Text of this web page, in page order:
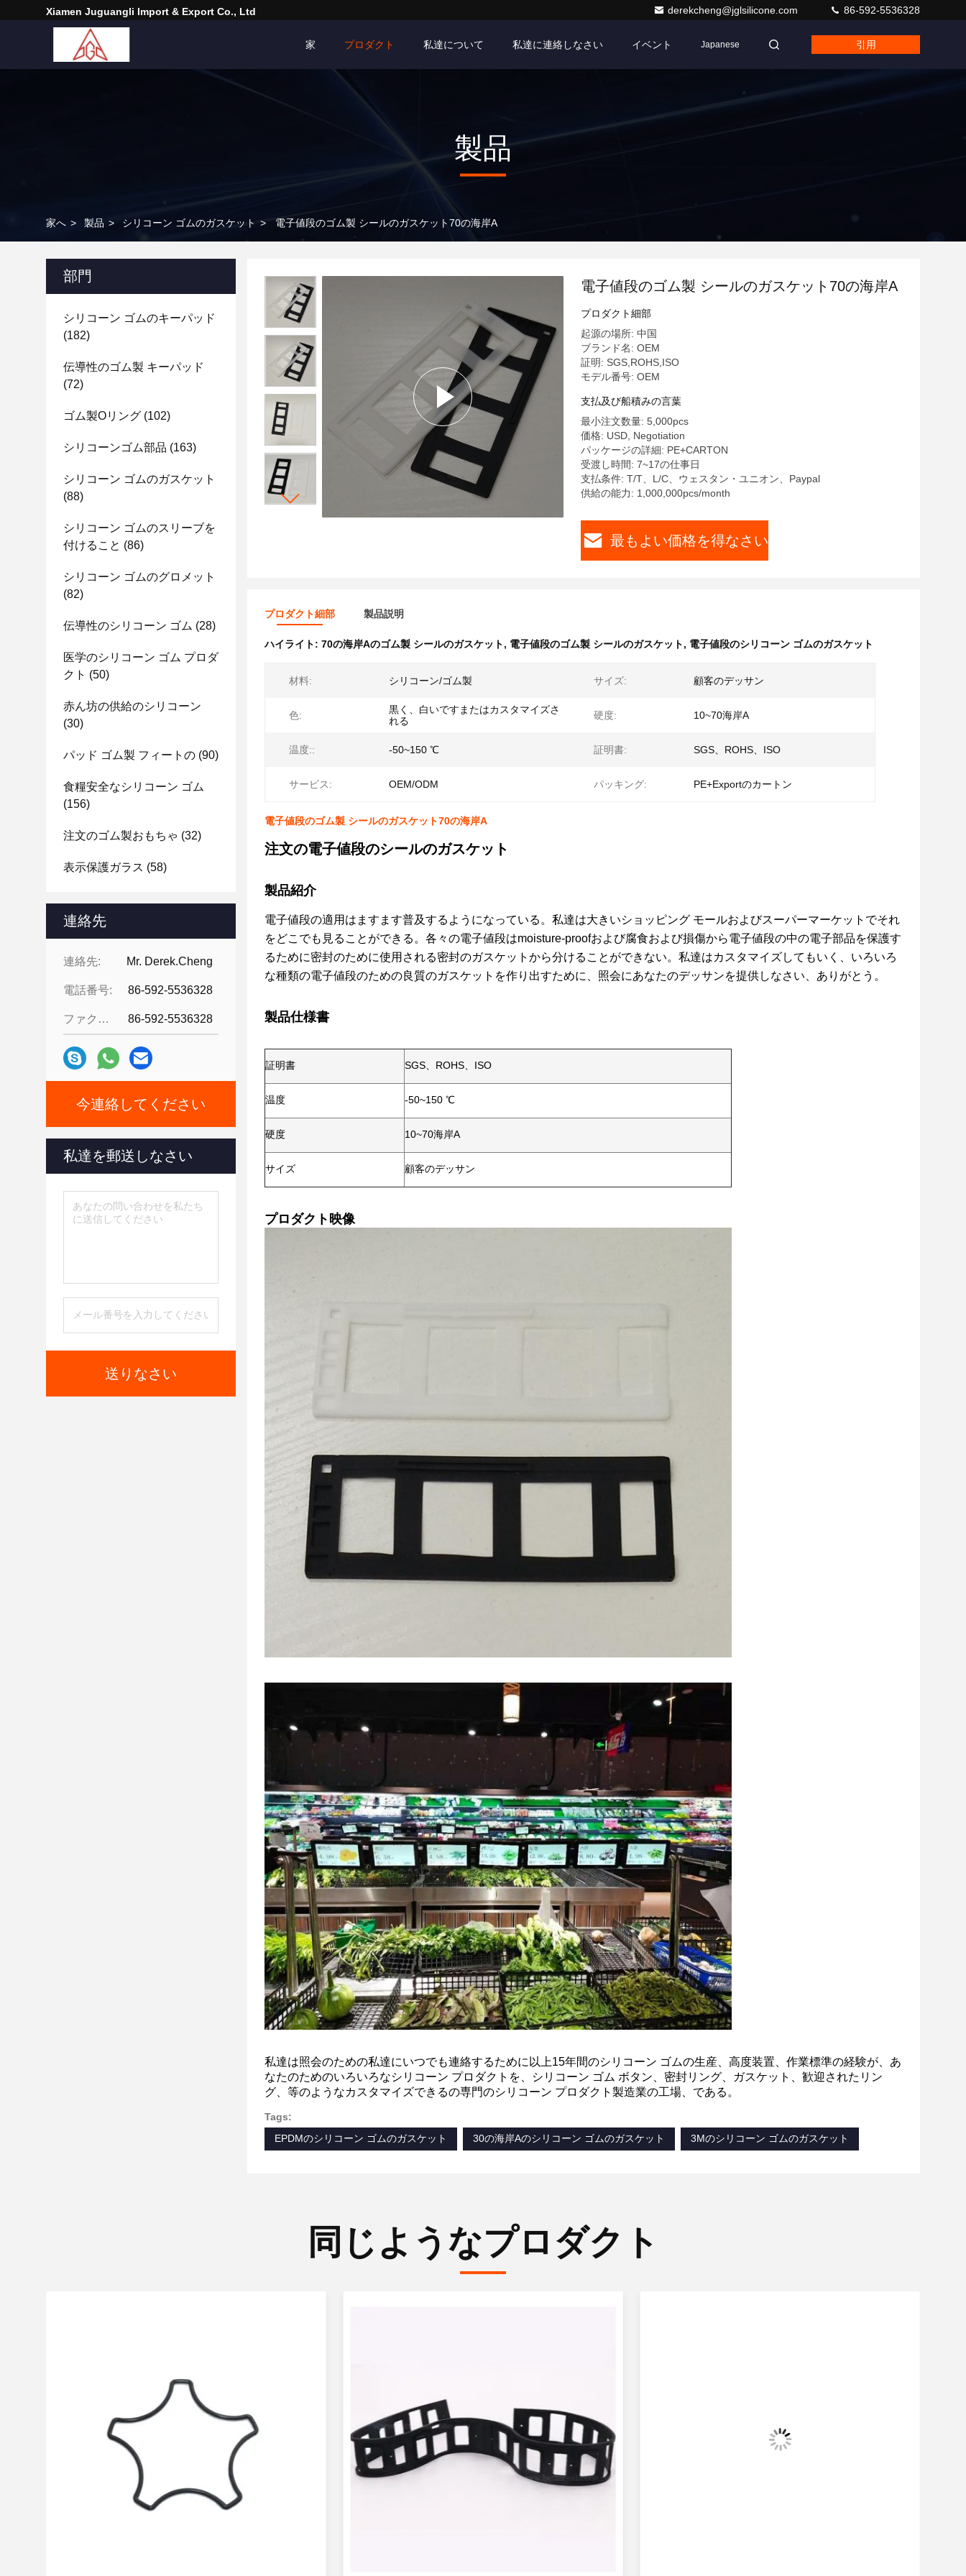
Xiamen Juguangli Import & Export Co., Ltd derekcheng@jglsilicone.com 86-592-5536328
家 プロダクト 私達について 私達に連絡しなさい イベント Japanese 引用
製品
家へ > 製品 > シリコーン ゴムのガスケット > 電子値段のゴム製 シールのガスケット70の海岸A
部門
シリコーン ゴムのキーパッド
(182)
伝導性のゴム製 キーパッド
(72)
ゴム製Oリング (102)
シリコーンゴム部品 (163)
シリコーン ゴムのガスケット
(88)
シリコーン ゴムのスリーブを
付けること (86)
シリコーン ゴムのグロメット
(82)
伝導性のシリコーン ゴム (28)
医学のシリコーン ゴム プロダ
クト (50)
赤ん坊の供給のシリコーン
(30)
パッド ゴム製 フィートの (90)
食糧安全なシリコーン ゴム
(156)
注文のゴム製おもちゃ (32)
表示保護ガラス (58)
連絡先
連絡先: Mr. Derek.Cheng
電話番号: 86-592-5536328
ファクシミリ: 86-592-5536328
今連絡してください
私達を郵送しなさい
送りなさい
電子値段のゴム製 シールのガスケット70の海岸A
プロダクト細部
起源の場所: 中国
ブランド名: OEM
証明: SGS,ROHS,ISO
モデル番号: OEM
支払及び船積みの言葉
最小注文数量: 5,000pcs
価格: USD, Negotiation
パッケージの詳細: PE+CARTON
受渡し時間: 7~17の仕事日
支払条件: T/T、L/C、ウェスタン・ユニオン、Paypal
供給の能力: 1,000,000pcs/month
最もよい価格を得なさい
プロダクト細部 製品説明
ハイライト: 70の海岸Aのゴム製 シールのガスケット, 電子値段のゴム製 シールのガスケット, 電子値段のシリコーン ゴムのガスケット
材料: シリコーン/ゴム製 サイズ: 顧客のデッサン
色:
黒く、白いですまたはカスタマイズさ
れる
硬度: 10~70海岸A
温度:: -50~150 ℃ 証明書: SGS、ROHS、ISO
サービス: OEM/ODM パッキング: PE+Exportのカートン
電子値段のゴム製 シールのガスケット70の海岸A
注文の電子値段のシールのガスケット
製品紹介
電子値段の適用はますます普及するようになっている。私達は大きいショッピング モールおよびスーパーマーケットでそれ
をどこでも見ることができる。各々の電子値段はmoisture-proofおよび腐食および損傷から電子値段の中の電子部品を保護す
るために密封のために使用される密封のガスケットから分けることができない。 私達はカスタマイズしてもいく、いろいろ
な種類の電子値段のための良質のガスケットを作り出すために、照会にあなたのデッサンを提供しなさい、ありがとう。
製品仕様書
証明書 SGS、ROHS、ISO
温度 -50~150 ℃
硬度 10~70海岸A
サイズ 顧客のデッサン
プロダクト映像
私達は照会のための私達にいつでも連絡するために以上15年間のシリコーン ゴムの生産、高度装置、作業標準の経験が、あ
なたのためのいろいろなシリコーン プロダクトを、シリコーン ゴム ボタン、密封リング、ガスケット、歓迎されたリン
グ、等のようなカスタマイズできるの専門のシリコーン プロダクト製造業の工場、である。
Tags:
EPDMのシリコーン ゴムのガスケット
30の海岸Aのシリコーン ゴムのガスケット 3Mのシリコーン ゴムのガスケット
同じようなプロダクト